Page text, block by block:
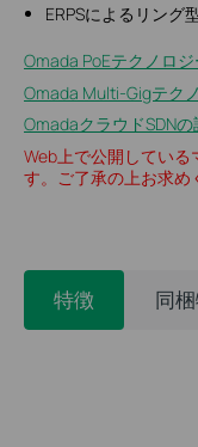
ERPSによるリング
Omada PoEテクノロ
Omada Multi-Gigテク
OmadaクラウドSDN
Web上で公開してい
す。ご了承の上お求め
特徴 同